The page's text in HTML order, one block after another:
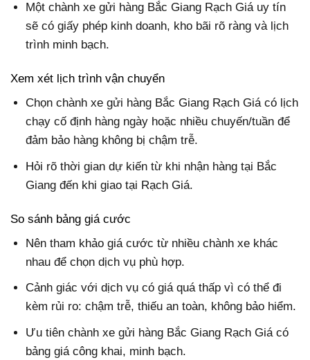
Một chành xe gửi hàng Bắc Giang Rạch Giá uy tín
sẽ có giấy phép kinh doanh, kho bãi rõ ràng và lịch
trình minh bạch.
Xem xét lịch trình vận chuyển
Chọn chành xe gửi hàng Bắc Giang Rạch Giá có lịch
chạy cố định hàng ngày hoặc nhiều chuyến/tuần để
đảm bảo hàng không bị chậm trễ.
Hỏi rõ thời gian dự kiến từ khi nhận hàng tại Bắc
Giang đến khi giao tại Rạch Giá.
So sánh bảng giá cước
Nên tham khảo giá cước từ nhiều chành xe khác
nhau để chọn dịch vụ phù hợp.
Cảnh giác với dịch vụ có giá quá thấp vì có thể đi
kèm rủi ro: chậm trễ, thiếu an toàn, không bảo hiểm.
Ưu tiên chành xe gửi hàng Bắc Giang Rạch Giá có
bảng giá công khai, minh bạch.